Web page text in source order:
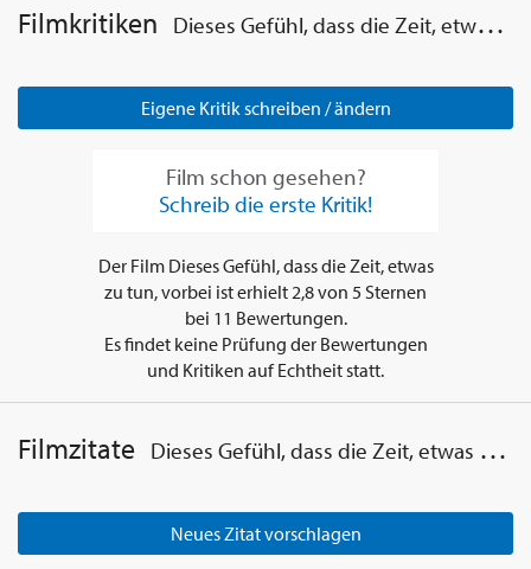
Filmkritiken Dieses Gefühl, dass die Zeit, etwas zu tun, vorbei ist
Eigene Kritik schreiben / ändern
Film schon gesehen?
Schreib die erste Kritik!
Der Film Dieses Gefühl, dass die Zeit, etwas
zu tun, vorbei isterhielt2,8von 5Sternen
bei 11 Bewertungen.
Es findet keine Prüfung der Bewertungen
und Kritiken auf Echtheit statt.
Filmzitate Dieses Gefühl, dass die Zeit, etwas zu tun, vorbei ist
Neues Zitat vorschlagen